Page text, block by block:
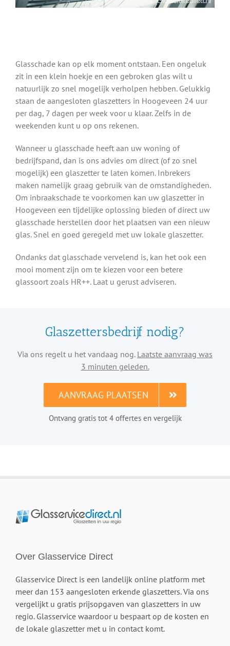
Glasschade kan op elk moment ontstaan. Een ongeluk
zit in een klein hoekje en een gebroken glas wilt u
natuurlijk zo snel mogelijk verholpen hebben. Gelukkig
staan de aangesloten glaszetters in Hoogeveen 24 uur
per dag, 7 dagen per week voor u klaar. Zelfs in de
weekenden kunt u op ons rekenen.
Wanneer u glasschade heeft aan uw woning of
bedrijfspand, dan is ons advies om direct (of zo snel
mogelijk) een glaszetter te laten komen. Inbrekers
maken namelijk graag gebruik van de omstandigheden.
Om inbraakschade te voorkomen kan uw glaszetter in
Hoogeveen een tijdelijke oplossing bieden of direct uw
glasschade herstellen door het plaatsen van een nieuw
glas. Snel en goed geregeld met uw lokale glaszetter.
Ondanks dat glasschade vervelend is, kan het ook een
mooi moment zijn om te kiezen voor een betere
glassoort zoals HR++. Laat u gerust adviseren.
Glaszettersbedrijf nodig?
Via ons regelt u het vandaag nog. Laatste aanvraag was
3 minuten geleden.
AANVRAAG PLAATSEN
Ontvang gratis tot 4 offertes en vergelijk
Over Glasservice Direct
Glasservice Direct is een landelijk online platform met
meer dan 153 aangesloten erkende glaszetters. Via ons
vergelijkt u gratis prijsopgaven van glaszetters in uw
regio. Glasservice waardoor u bespaart op de kosten en
de lokale glaszetter met u in contact komt.